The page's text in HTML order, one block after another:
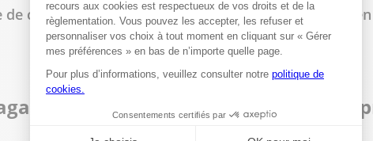
de commander en ligne et de retirer sa commande
Bureau Vallée dans les villes à